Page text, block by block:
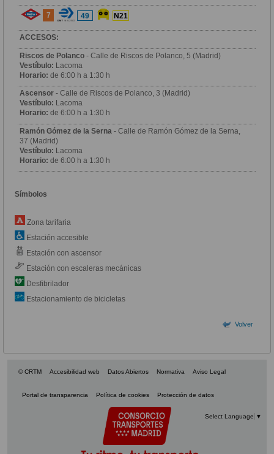
7 49 N21
ACCESOS:
Riscos de Polanco - Calle de Riscos de Polanco, 5 (Madrid)
Vestíbulo: Lacoma
Horario: de 6:00 h a 1:30 h
Ascensor - Calle de Riscos de Polanco, 3 (Madrid)
Vestíbulo: Lacoma
Horario: de 6:00 h a 1:30 h
Ramón Gómez de la Serna - Calle de Ramón Gómez de la Serna,
37 (Madrid)
Vestíbulo: Lacoma
Horario: de 6:00 h a 1:30 h
Símbolos
Zona tarifaria
Estación accesible
Estación con ascensor
Estación con escaleras mecánicas
Desfibrilador
Estacionamiento de bicicletas
Volver
© CRTM Accesibilidad web Datos Abiertos Normativa Aviso Legal
Portal de transparencia Política de cookies Protección de datos
Select Language ▼